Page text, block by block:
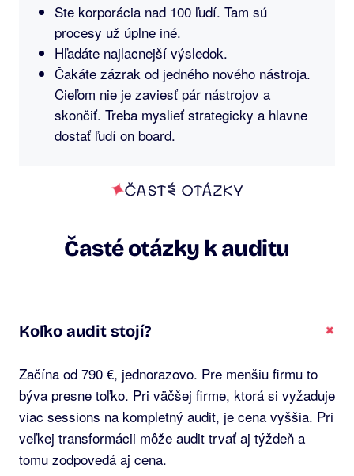
Ste korporácia nad 100 ľudí. Tam sú
procesy už úplne iné.
Hľadáte najlacnejší výsledok.
Čakáte zázrak od jedného nového nástroja.
Cieľom nie je zaviesť pár nástrojov a
skončiť. Treba myslieť strategicky a hlavne
dostať ľudí on board.
ČASTÉ OTÁZKY
Časté otázky k auditu
Koľko audit stojí? +
Začína od 790 €, jednorazovo. Pre menšiu firmu to
býva presne toľko. Pri väčšej firme, ktorá si vyžaduje
viac sessions na kompletný audit, je cena vyššia. Pri
veľkej transformácii môže audit trvať aj týždeň a
tomu zodpovedá aj cena.